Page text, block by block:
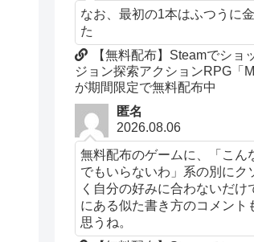
なお、最初の1本はふつうに
た
【無料配布】Steamでショ
ジョン探索アクションRPG「
が期間限定で無料配布中
匿名
2026.08.06
無料配布のゲームに、「こん
でもいらないわ」系の別にク
く自分の好みに合わないだけ
にある似た書き方のコメント
思うね。